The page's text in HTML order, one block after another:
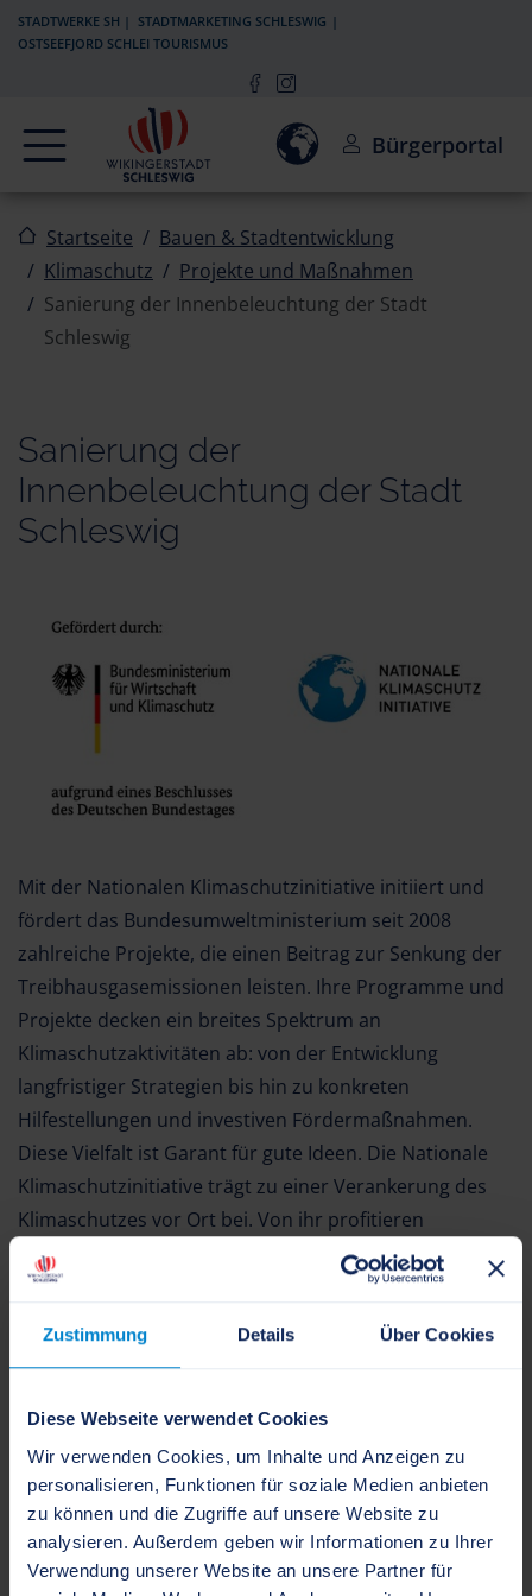
Zustimmung Details Über Cookies
Diese Webseite verwendet Cookies
Wir verwenden Cookies, um Inhalte und Anzeigen zu
personalisieren, Funktionen für soziale Medien anbieten
zu können und die Zugriffe auf unsere Website zu
analysieren. Außerdem geben wir Informationen zu Ihrer
Verwendung unserer Website an unsere Partner für
Zur Navigation springen
Zum Inhalt springen
STADTWERKE SH
STADTMARKETING SCHLESWIG
OSTSEEFJORD SCHLEI TOURISMUS
Navigation Einwilligung zur Aktivierung
Bürgerportal
Startseite
Bauen & Stadtentwicklung
Klimaschutz
Projekte und Maßnahmen
Sanierung der Innenbeleuchtung der Stadt
Schleswig
Sanierung der
Innenbeleuchtung der Stadt
Schleswig
Mit der Nationalen Klimaschutzinitiative initiiert und
fördert das Bundesumweltministerium seit 2008
zahlreiche Projekte, die einen Beitrag zur Senkung der
Treibhausgasemissionen leisten. Ihre Programme und
Projekte decken ein breites Spektrum an
Klimaschutzaktivitäten ab: von der Entwicklung
langfristiger Strategien bis hin zu konkreten
Hilfestellungen und investiven Fördermaßnahmen.
Diese Vielfalt ist Garant für gute Ideen. Die Nationale
Klimaschutzinitiative trägt zu einer Verankerung des
Klimaschutzes vor Ort bei. Von ihr profitieren
Verbraucherinnen und Verbraucher ebenso wie
Unternehmen, Kommunen oder
Auch die Stadt Schleswig ist daran interessiert, weitere
Nationale Klimaschutzinitiative | Zukunft – Umwelt –
Gesellschaft (ZUG)